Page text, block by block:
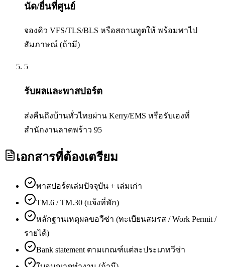
นัด/ยื่นที่ศูนย์
จองคิว VFS/TLS/BLS หรือสถานทูตให้ พร้อมพาไป
สัมภาษณ์ (ถ้ามี)
5
รับผลและพาสปอร์ต
ส่งคืนถึงบ้านทั่วไทยผ่าน Kerry/EMS หรือรับเองที่
สำนักงานลาดพร้าว 95
เอกสารที่ต้องเตรียม
พาสปอร์ตเล่มปัจจุบัน + เล่มเก่า
TM.6 / TM.30 (แจ้งที่พัก)
หลักฐานเหตุผลขอวีซ่า (ทะเบียนสมรส / Work Permit /
รายได้)
Bank statement ตามเกณฑ์แต่ละประเภทวีซ่า